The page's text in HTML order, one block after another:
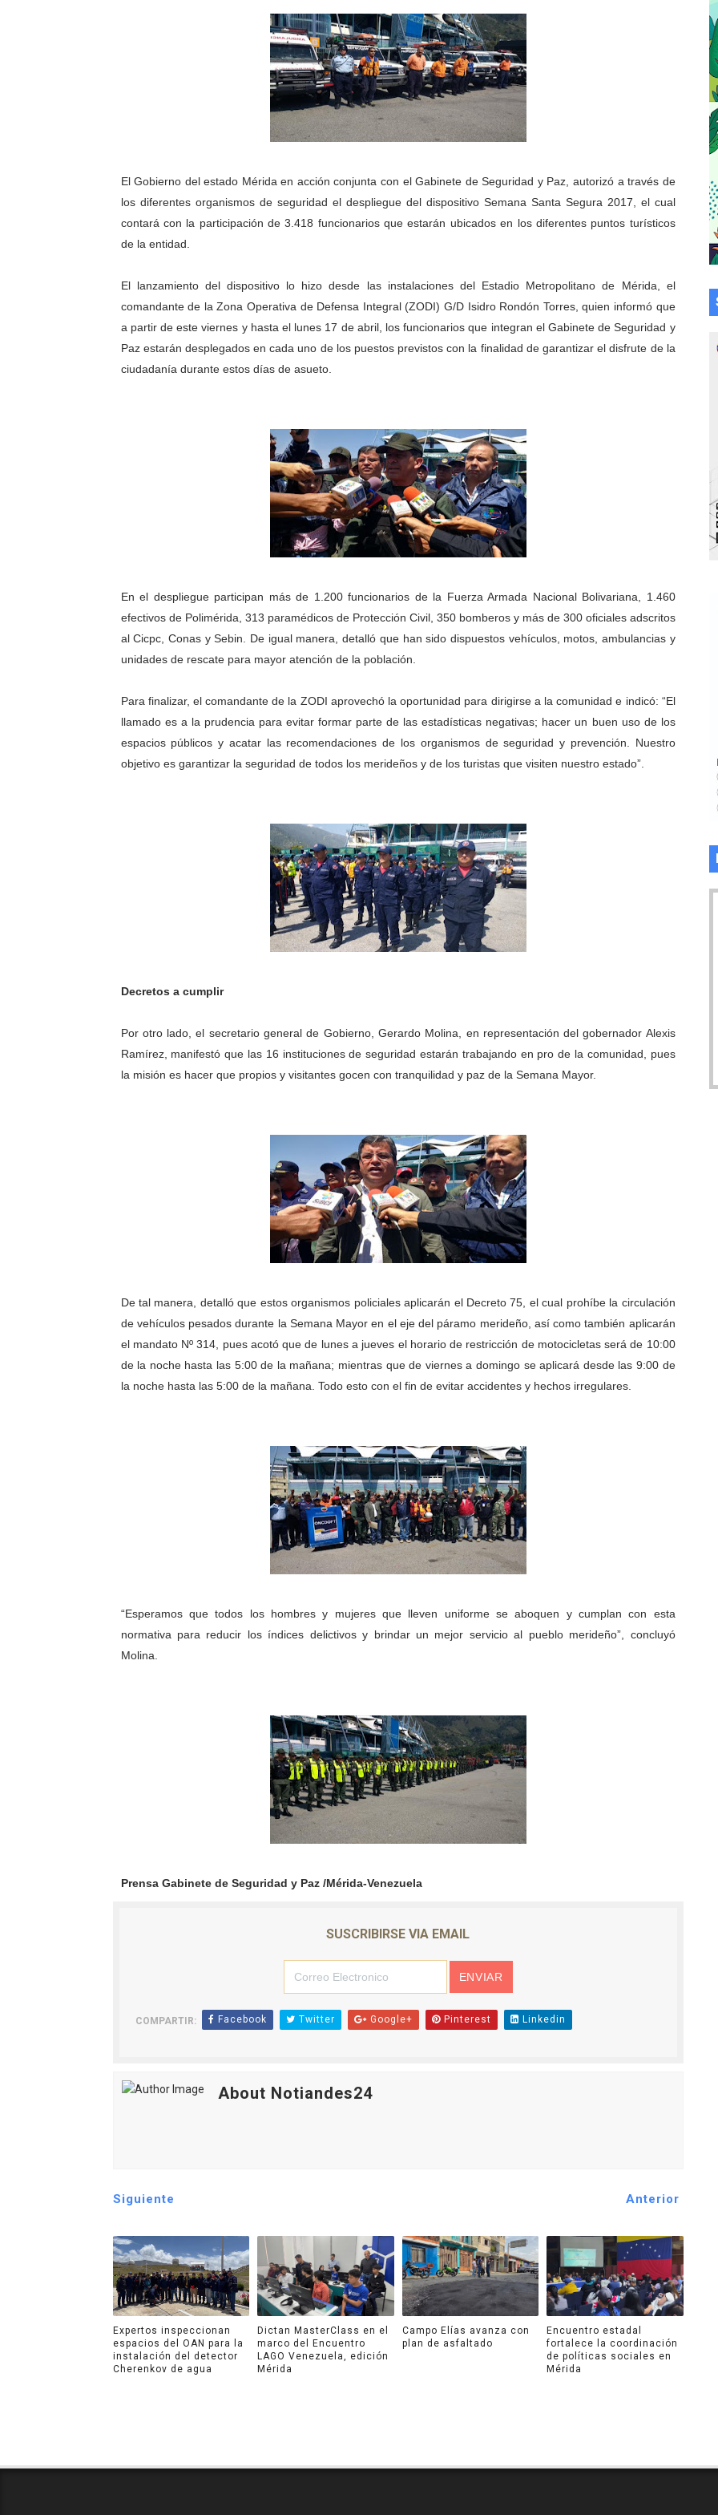
Gobierno bolivariano avanza en la transformación del hospital Sor Juana Inés
Niños merideños aprenden sobre gaita de tambora con Fundecem
Hospital universitario muestra sus avances en visita del Consejo Legislativo
Instituto Nacional de Nutrición celebra Semana Internacional de la Lactancia Materna
Corposalud inició talleres para aspirantes al curso de Emergencia Prehospitalaria
Campo Elías consolida plan de bacheo en el sector La Montañita
Fundecem inició con éxito el taller vacacional de origami
Plan Vacacional "Venezuela Ríe 2026" brinda recreación y cultura a niños del
Iniciación al yoga reúne a diversos clubes deportivos de Zea en una enriquecedora
Mincomunas impulsa el autogobierno en Mérida con plan de actualización y atención
Expertos inspeccionan espacios del OAN para la instalación del detector Cherenkov
El Gobierno del estado Mérida en acción conjunta con el Gabinete de Seguridad y Paz, autorizó a través de
los diferentes organismos de seguridad el despliegue del dispositivo Semana Santa Segura 2017, el cual
contará con la participación de 3.418 funcionarios que estarán ubicados en los diferentes puntos turísticos
de la entidad.
El lanzamiento del dispositivo lo hizo desde las instalaciones del Estadio Metropolitano de Mérida, el
comandante de la Zona Operativa de Defensa Integral (ZODI) G/D Isidro Rondón Torres, quien informó que
a partir de este viernes y hasta el lunes 17 de abril, los funcionarios que integran el Gabinete de Seguridad y
Paz estarán desplegados en cada uno de los puestos previstos con la finalidad de garantizar el disfrute de la
ciudadanía durante estos días de asueto.
En el despliegue participan más de 1.200 funcionarios de la Fuerza Armada Nacional Bolivariana, 1.460
efectivos de Polimérida, 313 paramédicos de Protección Civil, 350 bomberos y más de 300 oficiales adscritos
al Cicpc, Conas y Sebin. De igual manera, detalló que han sido dispuestos vehículos, motos, ambulancias y
unidades de rescate para mayor atención de la población.
Para finalizar, el comandante de la ZODI aprovechó la oportunidad para dirigirse a la comunidad e indicó: “El
llamado es a la prudencia para evitar formar parte de las estadísticas negativas; hacer un buen uso de los
espacios públicos y acatar las recomendaciones de los organismos de seguridad y prevención. Nuestro
objetivo es garantizar la seguridad de todos los merideños y de los turistas que visiten nuestro estado”.
Decretos a cumplir
Por otro lado, el secretario general de Gobierno, Gerardo Molina, en representación del gobernador Alexis
Ramírez, manifestó que las 16 instituciones de seguridad estarán trabajando en pro de la comunidad, pues
la misión es hacer que propios y visitantes gocen con tranquilidad y paz de la Semana Mayor.
De tal manera, detalló que estos organismos policiales aplicarán el Decreto 75, el cual prohíbe la circulación
de vehículos pesados durante la Semana Mayor en el eje del páramo merideño, así como también aplicarán
el mandato Nº 314, pues acotó que de lunes a jueves el horario de restricción de motocicletas será de 10:00
de la noche hasta las 5:00 de la mañana; mientras que de viernes a domingo se aplicará desde las 9:00 de
la noche hasta las 5:00 de la mañana. Todo esto con el fin de evitar accidentes y hechos irregulares.
“Esperamos que todos los hombres y mujeres que lleven uniforme se aboquen y cumplan con esta
normativa para reducir los índices delictivos y brindar un mejor servicio al pueblo merideño”, concluyó
Molina.
Prensa Gabinete de Seguridad y Paz /Mérida-Venezuela
SUSCRIBIRSE VIA EMAIL
COMPARTIR: Facebook Twitter Google+ Pinterest Linkedin
About Notiandes24
Siguiente Anterior
Expertos inspeccionan
espacios del OAN para la
instalación del detector
Cherenkov de agua
Dictan MasterClass en el
marco del Encuentro
LAGO Venezuela, edición
Mérida
Campo Elías avanza con
plan de asfaltado
Encuentro estadal
fortalece la coordinación
de políticas sociales en
Mérida